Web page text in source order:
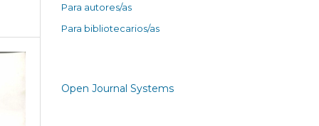
Para autores/as
Para bibliotecarios/as
Open Journal Systems